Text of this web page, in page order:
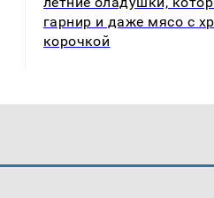
гарнир и даже мясо с
корочкой